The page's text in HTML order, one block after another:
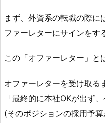
まず、外資系の転職の際に
ファーレターにサインをす
この「オファーレター」と
オファーレターを受け取る
「最終的に本社OKが出ず
(そのポジションの採用予算